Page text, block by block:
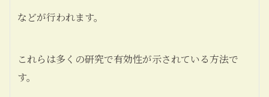
などが行われます。
これらは多くの研究で有効性が示されている方法で
す。